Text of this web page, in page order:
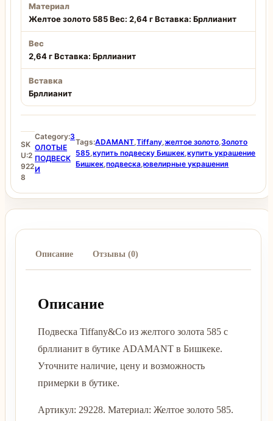
Материал
Желтое золото 585 Вес: 2,64 г Вставка: Брллианит
Вес
2,64 г Вставка: Брллианит
Вставка
Брллианит
SK
U:2
922
8
Category:З
ОЛОТЫЕ
ПОДВЕСК
И
Tags:ADAMANT,Tiffany,желтое золото, Золото
585,купить подвеску Бишкек,купить украшение
Бишкек,подвеска,ювелирные украшения
Описание Отзывы (0)
Описание
Подвеска Tiffany&Co из желтого золота 585 с
брллианит в бутике ADAMANT в Бишкеке.
Уточните наличие, цену и возможность
примерки в бутике.
Артикул: 29228. Материал: Желтое золото 585.